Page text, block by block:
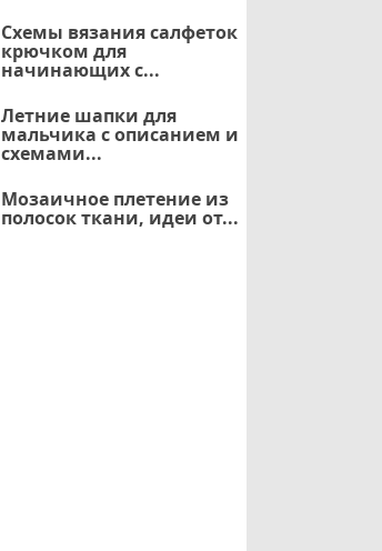
Схемы вязания салфеток
крючком для
начинающих с...
Летние шапки для
мальчика с описанием и
схемами...
Мозаичное плетение из
полосок ткани, идеи от...